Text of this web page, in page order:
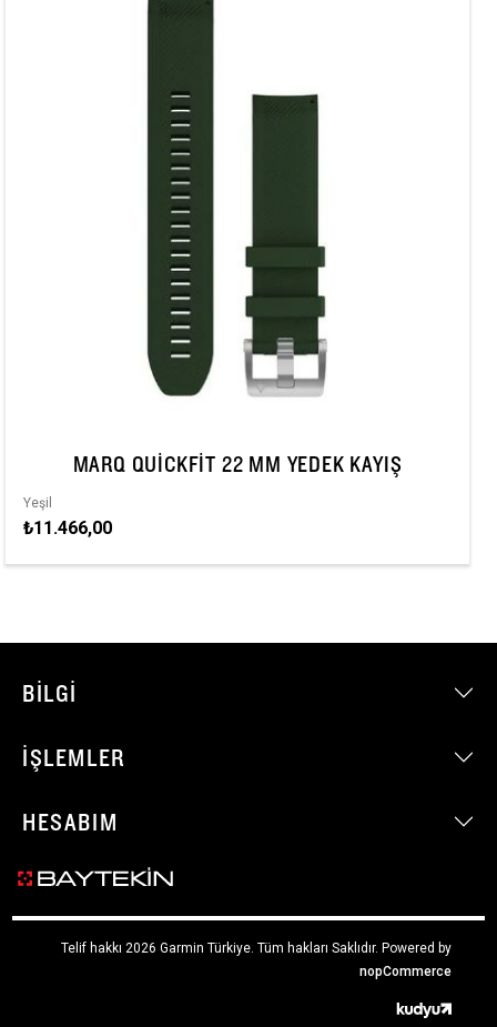
MARQ QUICKFIT 22 MM YEDEK KAYIŞ
Yeşil
₺11.466,00
BILGI
İŞLEMLER
HESABIM
Telif hakkı 2026 Garmin Türkiye. Tüm hakları Saklıdır. Powered by
nopCommerce